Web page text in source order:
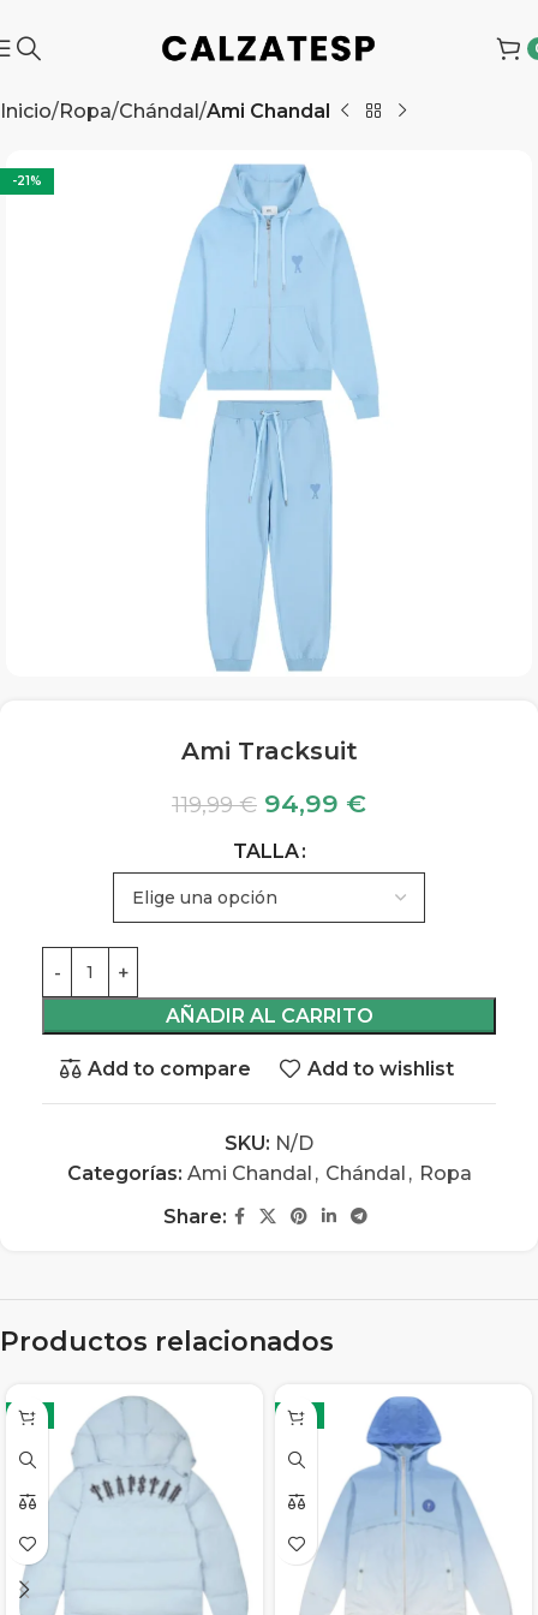
Inicio Ropa Chándal Ami Chandal
-21%
Ami Tracksuit
119,99€ 94,99 €
TALLA
AÑADIR AL CARRITO
Add to compare Add to wishlist
SKU: N/D
Categorías: Ami Chandal , Chándal , Ropa
Share:
Productos relacionados
-5% -6%